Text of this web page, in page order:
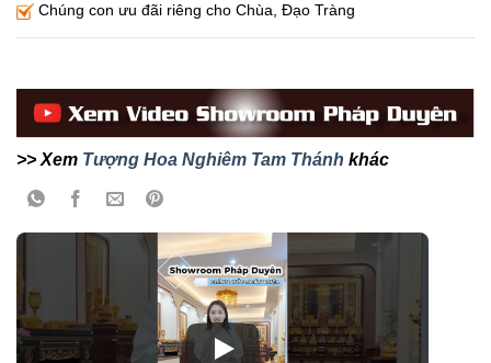
Chúng con ưu đãi riêng cho Chùa, Đạo Tràng
>> Xem Tượng Hoa Nghiêm Tam Thánh khác